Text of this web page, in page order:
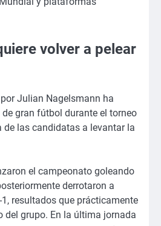
volver a pelear
Julian Nagelsmann ha
gran fútbol durante el torneo
de las candidatas a levantar la
el campeonato goleando
derrotaron a
resultados que prácticamente
del grupo. En la última jornada